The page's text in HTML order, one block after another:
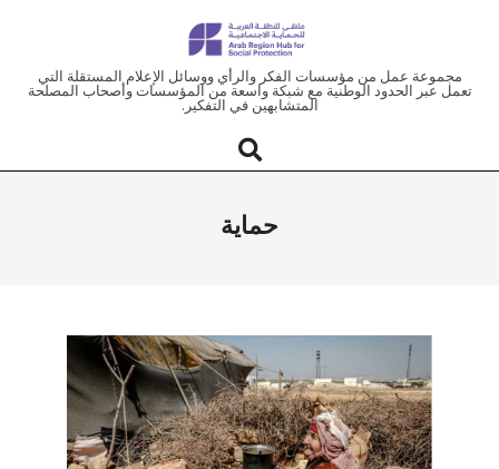
ملتقى
مجموعة عمل من مؤسسات الفكر والرأي ووسائل الإعلام المستقلة التي
تعمل عبر الحدود الوطنية مع شبكة واسعة من المؤسسات وأصحاب المصلحة
المتشابهين في التفكير.
حماية